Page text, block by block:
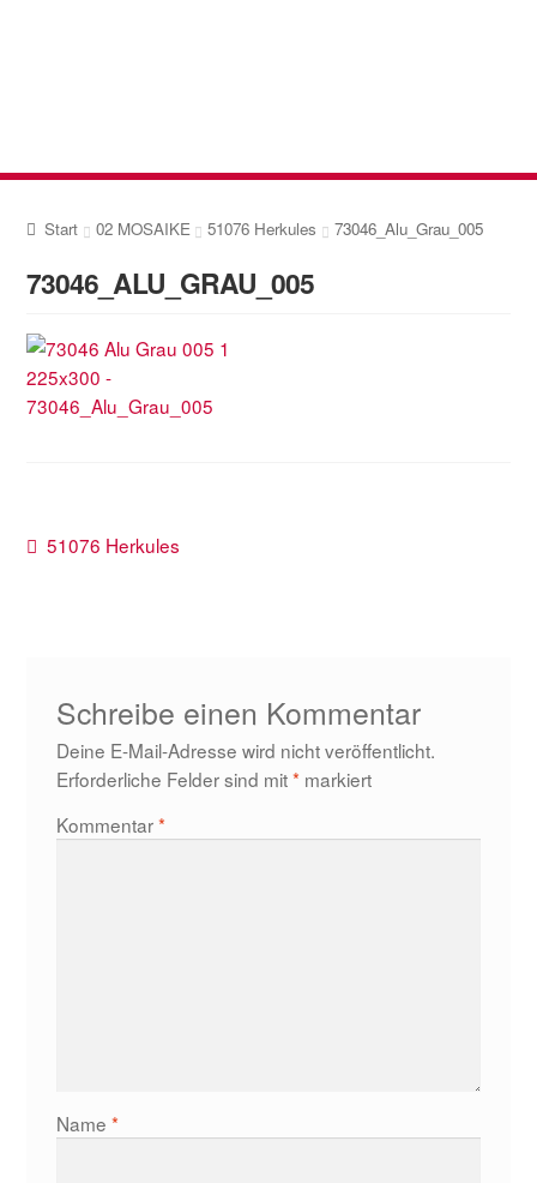
Start 02 MOSAIKE 51076 Herkules 73046_Alu_Grau_005
73046_ALU_GRAU_005
Beitragsnavigation
Vorheriger
51076 Herkules
Schreibe einen Kommentar
Deine E-Mail-Adresse wird nicht veröffentlicht.
Erforderliche Felder sind mit* markiert
Kommentar*
Name *